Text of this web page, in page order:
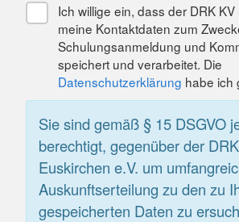
Ich willige ein, dass der DRK
meine Kontaktdaten zum
Schulungsanmeldung und
speichert und verarbeitet. Die
Datenschutzerklärung habe ich
Sie sind gemäß § 15 DSGVO
berechtigt, gegenüber der
Euskirchen e.V. um
Auskunftserteilung zu den zu
gespeicherten Daten zu